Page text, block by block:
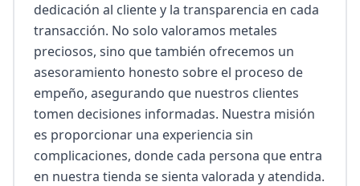
dedicación al cliente y la transparencia en cada
transacción. No solo valoramos metales
preciosos, sino que también ofrecemos un
asesoramiento honesto sobre el proceso de
empeño, asegurando que nuestros clientes
tomen decisiones informadas. Nuestra misión
es proporcionar una experiencia sin
complicaciones, donde cada persona que entra
en nuestra tienda se sienta valorada y atendida.